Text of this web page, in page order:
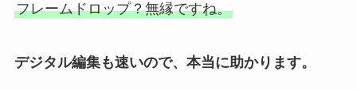
フレームドロップ？無縁ですね。
デジタル編集も速いので、本当に助かります。